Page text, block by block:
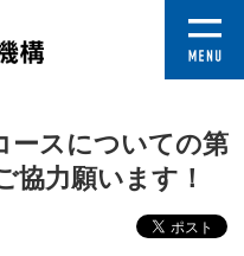
ースについての第
協力願います！